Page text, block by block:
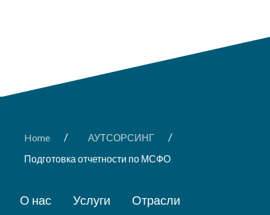
Home / АУТСОРСИНГ /
Подготовка отчетности по МСФО
О нас Услуги Отрасли